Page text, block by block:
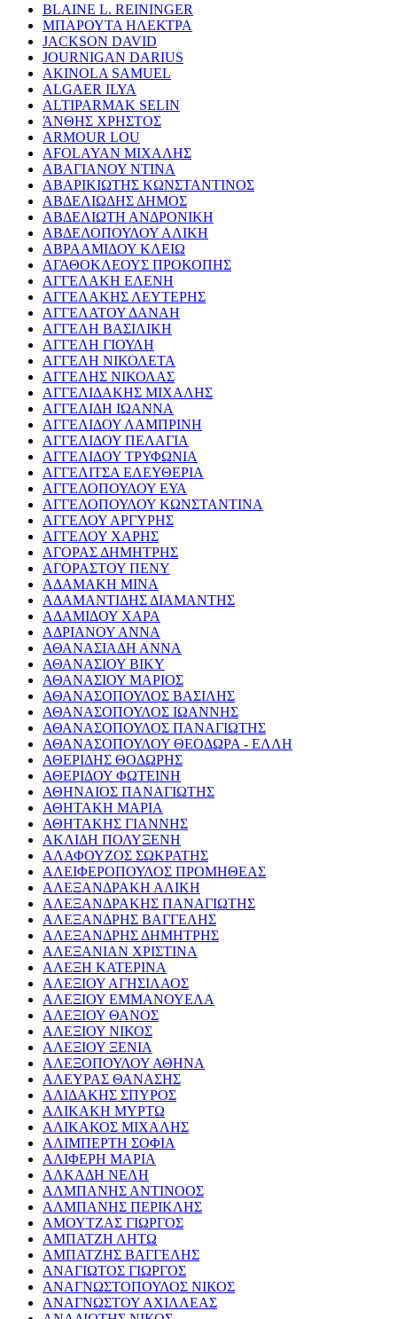
BLAINE L. REININGER
ΜΠΑΡΟΥΤΑ ΗΛΕΚΤΡΑ
JACKSON DAVID
JOURNIGAN DARIUS
AKINOLA SAMUEL
ALGAER ILYA
ALTIPARMAK SELIN
ΆΝΘΗΣ ΧΡΗΣΤΟΣ
ARMOUR LOU
AFOLAYAN ΜΙΧΑΛΗΣ
ΑΒΑΓΙΑΝΟΥ ΝΤΙΝΑ
ΑΒΑΡΙΚΙΩΤΗΣ ΚΩΝΣΤΑΝΤΙΝΟΣ
ΑΒΔΕΛΙΩΔΗΣ ΔΗΜΟΣ
ΑΒΔΕΛΙΩΤΗ ΑΝΔΡΟΝΙΚΗ
ΑΒΔΕΛΟΠΟΥΛΟΥ ΑΛΙΚΗ
ΑΒΡΑΑΜΙΔΟΥ ΚΛΕΙΩ
ΑΓΑΘΟΚΛΕΟΥΣ ΠΡΟΚΟΠΗΣ
ΑΓΓΕΛΑΚΗ ΕΛΕΝΗ
ΑΓΓΕΛΑΚΗΣ ΛΕΥΤΕΡΗΣ
ΑΓΓΕΛΑΤΟΥ ΔΑΝΑΗ
ΑΓΓΕΛΗ ΒΑΣΙΛΙΚΗ
ΑΓΓΕΛΗ ΓΙΟΥΛΗ
ΑΓΓΕΛΗ ΝΙΚΟΛΕΤΑ
ΑΓΓΕΛΗΣ ΝΙΚΟΛΑΣ
ΑΓΓΕΛΙΔΑΚΗΣ ΜΙΧΑΛΗΣ
ΑΓΓΕΛΙΔΗ ΙΩΑΝΝΑ
ΑΓΓΕΛΙΔΟΥ ΛΑΜΠΡΙΝΗ
ΑΓΓΕΛΙΔΟΥ ΠΕΛΑΓΙΑ
ΑΓΓΕΛΙΔΟΥ ΤΡΥΦΩΝΙΑ
ΑΓΓΕΛΙΤΣΑ ΕΛΕΥΘΕΡΙΑ
ΑΓΓΕΛΟΠΟΥΛΟΥ ΕΥΑ
ΑΓΓΕΛΟΠΟΥΛΟΥ ΚΩΝΣΤΑΝΤΙΝΑ
ΑΓΓΕΛΟΥ ΑΡΓΥΡΗΣ
ΑΓΓΕΛΟΥ ΧΑΡΗΣ
ΑΓΟΡΑΣ ΔΗΜΗΤΡΗΣ
ΑΓΟΡΑΣΤΟΥ ΠΕΝΥ
ΑΔΑΜΑΚΗ ΜΙΝΑ
ΑΔΑΜΑΝΤΙΔΗΣ ΔΙΑΜΑΝΤΗΣ
ΑΔΑΜΙΔΟΥ ΧΑΡΑ
ΑΔΡΙΑΝΟΥ ΑΝΝΑ
ΑΘΑΝΑΣΙΑΔΗ ΑΝΝΑ
ΑΘΑΝΑΣΙΟΥ ΒΙΚΥ
ΑΘΑΝΑΣΙΟΥ ΜΑΡΙΟΣ
ΑΘΑΝΑΣΟΠΟΥΛΟΣ ΒΑΣΙΛΗΣ
ΑΘΑΝΑΣΟΠΟΥΛΟΣ ΙΩΑΝΝΗΣ
ΑΘΑΝΑΣΟΠΟΥΛΟΣ ΠΑΝΑΓΙΩΤΗΣ
ΑΘΑΝΑΣΟΠΟΥΛΟΥ ΘΕΟΔΩΡΑ - ΕΛΛΗ
ΑΘΕΡΙΔΗΣ ΘΟΔΩΡΗΣ
ΑΘΕΡΙΔΟΥ ΦΩΤΕΙΝΗ
ΑΘΗΝΑΙΟΣ ΠΑΝΑΓΙΩΤΗΣ
ΑΘΗΤΑΚΗ ΜΑΡΙΑ
ΑΘΗΤΑΚΗΣ ΓΙΑΝΝΗΣ
ΑΚΛΙΔΗ ΠΟΛΥΞΕΝΗ
ΑΛΑΦΟΥΖΟΣ ΣΩΚΡΑΤΗΣ
ΑΛΕΙΦΕΡΟΠΟΥΛΟΣ ΠΡΟΜΗΘΕΑΣ
ΑΛΕΞΑΝΔΡΑΚΗ ΑΛΙΚΗ
ΑΛΕΞΑΝΔΡΑΚΗΣ ΠΑΝΑΓΙΩΤΗΣ
ΑΛΕΞΑΝΔΡΗΣ ΒΑΓΓΕΛΗΣ
ΑΛΕΞΑΝΔΡΗΣ ΔΗΜΗΤΡΗΣ
ΑΛΕΞΑΝΙΑΝ ΧΡΙΣΤΙΝΑ
ΑΛΕΞΗ ΚΑΤΕΡΙΝΑ
ΑΛΕΞΙΟΥ ΑΓΗΣΙΛΑΟΣ
ΑΛΕΞΙΟΥ ΕΜΜΑΝΟΥΕΛΑ
ΑΛΕΞΙΟΥ ΘΑΝΟΣ
ΑΛΕΞΙΟΥ ΝΙΚΟΣ
ΑΛΕΞΙΟΥ ΞΕΝΙΑ
ΑΛΕΞΟΠΟΥΛΟΥ ΑΘΗΝΑ
ΑΛΕΥΡΑΣ ΘΑΝΑΣΗΣ
ΑΛΙΔΑΚΗΣ ΣΠΥΡΟΣ
ΑΛΙΚΑΚΗ ΜΥΡΤΩ
ΑΛΙΚΑΚΟΣ ΜΙΧΑΛΗΣ
ΑΛΙΜΠΕΡΤΗ ΣΟΦΙΑ
ΑΛΙΦΕΡΗ ΜΑΡΙΑ
ΑΛΚΑΔΗ ΝΕΛΗ
ΑΛΜΠΑΝΗΣ ΑΝΤΙΝΟΟΣ
ΑΛΜΠΑΝΗΣ ΠΕΡΙΚΛΗΣ
ΑΜΟΥΤΖΑΣ ΓΙΩΡΓΟΣ
ΑΜΠΑΤΖΗ ΛΗΤΩ
ΑΜΠΑΤΖΗΣ ΒΑΓΓΕΛΗΣ
ΑΝΑΓΙΩΤΟΣ ΓΙΩΡΓΟΣ
ΑΝΑΓΝΩΣΤΟΠΟΥΛΟΣ ΝΙΚΟΣ
ΑΝΑΓΝΩΣΤΟΥ ΑΧΙΛΛΕΑΣ